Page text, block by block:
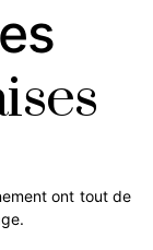
ont tout de